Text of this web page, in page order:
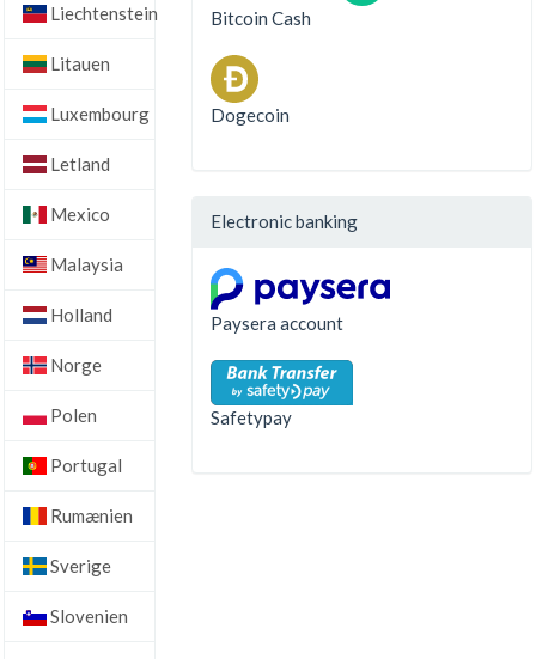
Liechtenstein
Litauen
Luxembourg
Letland
Mexico
Malaysia
Holland
Norge
Polen
Portugal
Rumænien
Sverige
Slovenien
Bitcoin Cash
Dogecoin
Electronic banking
Paysera account
Safetypay